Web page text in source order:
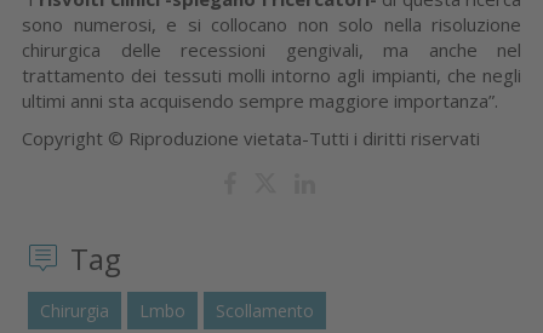
sono numerosi, e si collocano non solo nella risoluzione
chirurgica delle recessioni gengivali, ma anche nel
trattamento dei tessuti molli intorno agli impianti, che negli
ultimi anni sta acquisendo sempre maggiore importanza”.
Copyright © Riproduzione vietata-Tutti i diritti riservati
Tag
Chirurgia Lmbo Scollamento